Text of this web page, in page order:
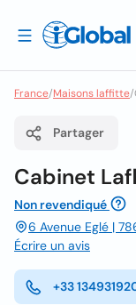
France/Maisons laffitte/
Partager
Cabinet
Non revendiqué
6 Avenue Eglé |
Écrire un avis
+33